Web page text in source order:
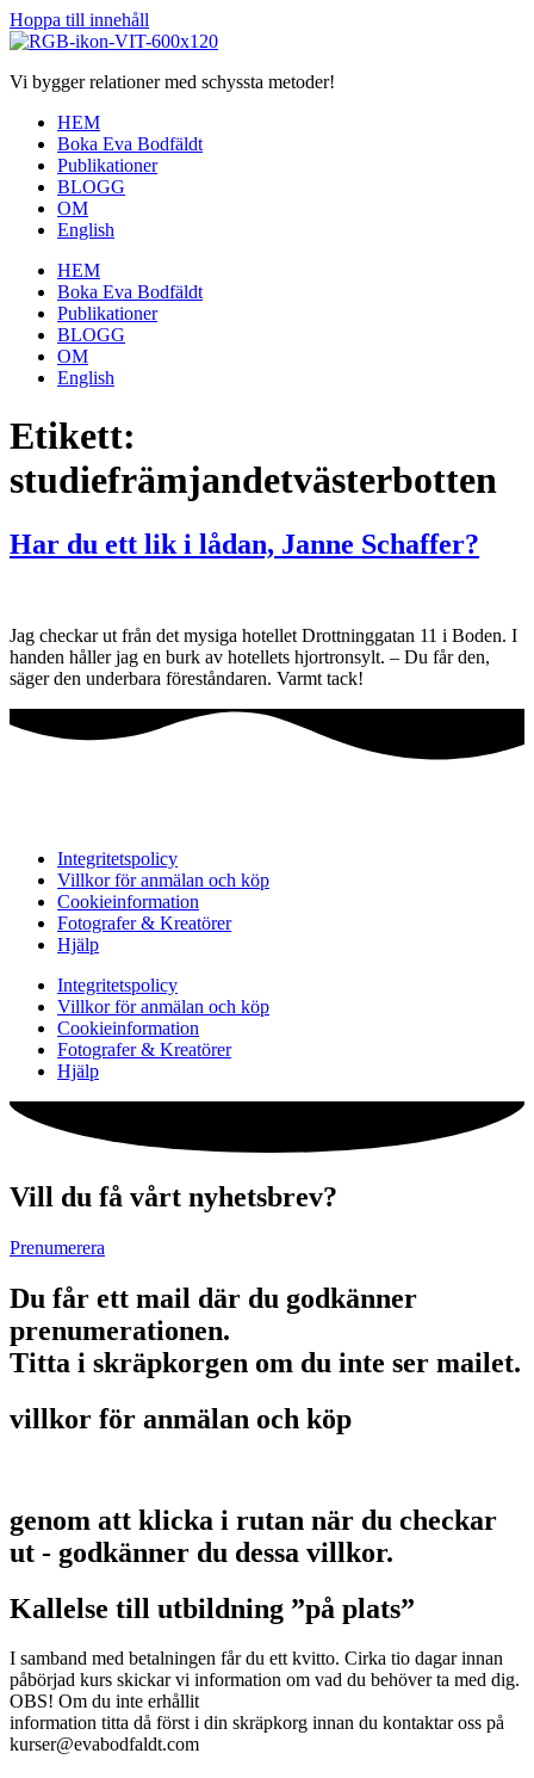
Hoppa till innehåll
Vi bygger relationer med schyssta metoder!
HEM
Boka Eva Bodfäldt
Publikationer
BLOGG
OM
English
HEM
Boka Eva Bodfäldt
Publikationer
BLOGG
OM
English
Etikett:
studiefrämjandetvästerbotten
Har du ett lik i lådan, Janne Schaffer?
Jag checkar ut från det mysiga hotellet Drottninggatan 11 i Boden. I
handen håller jag en burk av hotellets hjortronsylt. – Du får den,
säger den underbara föreståndaren. Varmt tack!
Integritetspolicy
Villkor för anmälan och köp
Cookieinformation
Fotografer & Kreatörer
Hjälp
Integritetspolicy
Villkor för anmälan och köp
Cookieinformation
Fotografer & Kreatörer
Hjälp
Vill du få vårt nyhetsbrev?
Prenumerera
Du får ett mail där du godkänner
prenumerationen.
Titta i skräpkorgen om du inte ser mailet.
villkor för anmälan och köp
genom att klicka i rutan när du checkar
ut - godkänner du dessa villkor.
Kallelse till utbildning ”på plats”
I samband med betalningen får du ett kvitto. Cirka tio dagar innan
påbörjad kurs skickar vi information om vad du behöver ta med dig.
OBS! Om du inte erhållit
information titta då först i din skräpkorg innan du kontaktar oss på
kurser@evabodfaldt.com